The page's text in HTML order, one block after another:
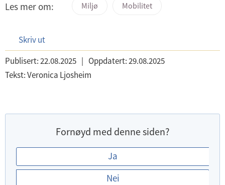
Les mer om: Miljø Mobilitet
Skriv ut
Publisert:22.08.2025 | Oppdatert:29.08.2025
Tekst:Veronica Ljosheim
Fornøyd med denne siden?
r
Ja
Nei